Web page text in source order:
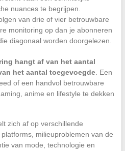
nuances te begrijpen.
van drie of vier betrouwbare
monitoring op dan je abonneren
diagonaal worden doorgelezen.
hangt af van het aantal
het aantal toegevoegde. Een
of een handvol betrouwbare
anime en lifestyle te dekken
zich af op verschillende
milieuproblemen van de
van mode, technologie en